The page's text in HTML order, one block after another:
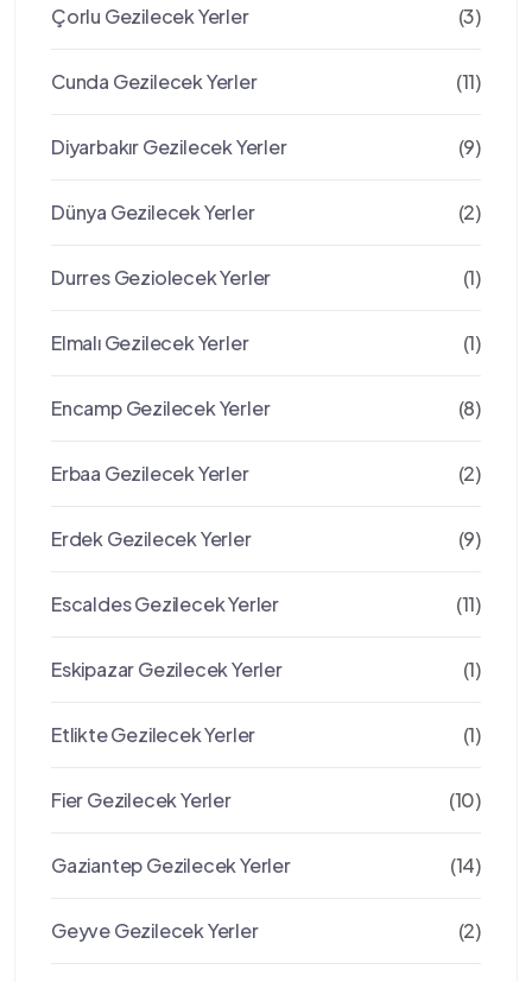
Çorlu Gezilecek Yerler (3)
Cunda Gezilecek Yerler (11)
Diyarbakır Gezilecek Yerler (9)
Dünya Gezilecek Yerler (2)
Durres Geziolecek Yerler (1)
Elmalı Gezilecek Yerler (1)
Encamp Gezilecek Yerler (8)
Erbaa Gezilecek Yerler (2)
Erdek Gezilecek Yerler (9)
Escaldes Gezilecek Yerler (11)
Eskipazar Gezilecek Yerler (1)
Etlikte Gezilecek Yerler (1)
Fier Gezilecek Yerler (10)
Gaziantep Gezilecek Yerler (14)
Geyve Gezilecek Yerler (2)